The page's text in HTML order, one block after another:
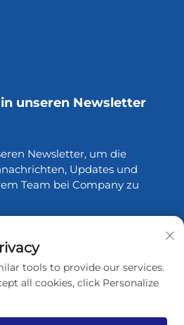
unseren Newsletter
Newsletter, um die
Updates und
Team bei Company zu
Xinfang Packaging
tools to provide our services.
all cookies, click Personalize